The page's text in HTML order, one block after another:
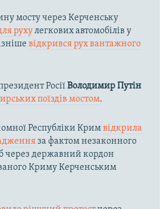
мосту через Керченську
рухулегкових автомобілів у
відкрився рух вантажного
РосіїВолодимир Путін
поїздів мостом.
Республіки Кримвідкрила
за фактом незаконного
через державний кордон
Криму Керченським